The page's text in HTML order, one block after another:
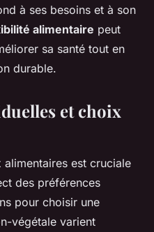
à ses besoins et à son
alimentaire peut
sa santé tout en
durable.
et choix
alimentaires est cruciale
des préférences
pour choisir une
végétale varient